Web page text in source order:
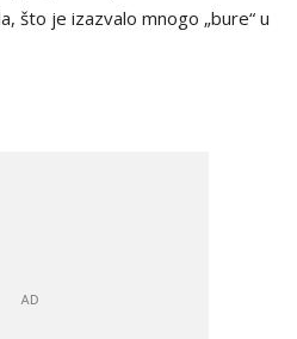
što je izazvalo mnogo „bure“ u